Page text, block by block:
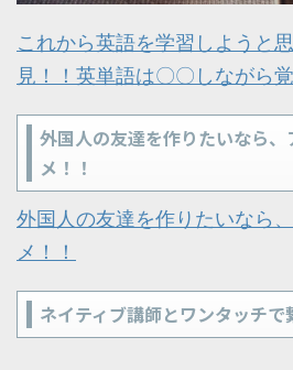
これから英語を学習しようと
見！！英単語は〇〇しながら
外国人の友達を作りたいなら
メ！！
外国人の友達を作りたいなら
メ！！
ネイティブ講師とワンタッチで